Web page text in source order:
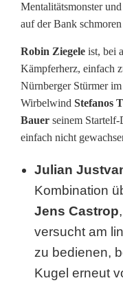
n
i
g
a
2
:
Mentalitätsmonster und
auf der Bank schmoren
Robin Ziegele ist, bei
Kämpferherz, einfach
Nürnberger Stürmer
Wirbelwind Stefanos
Bauer seinem
einfach nicht
Julian
Kombination
Jens Castrop,
versucht am
zu bedienen,
Kugel erneut